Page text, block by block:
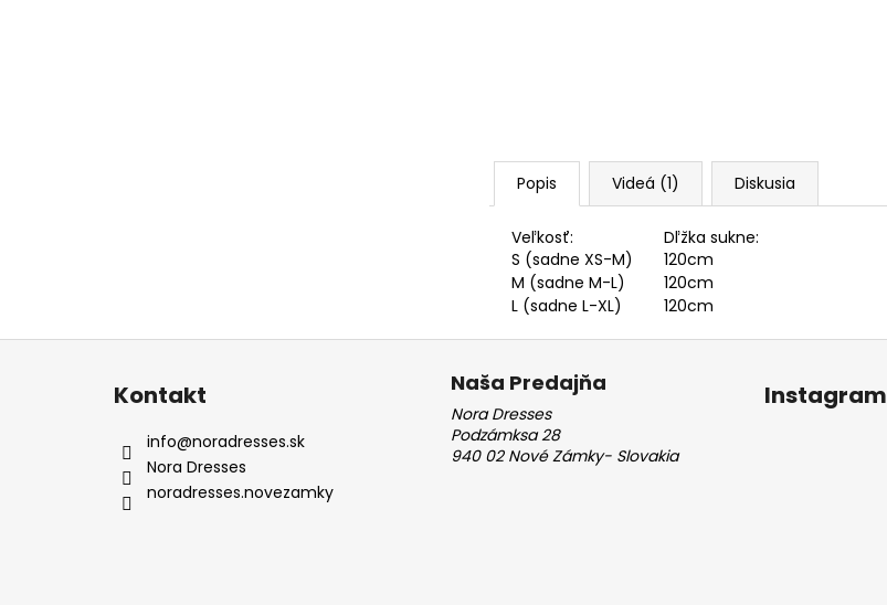
Popis Videá (1) Diskusia
Veľkosť: Dľžka sukne:
S (sadne XS-M)
120cm
M (sadne M-L)
120cm
L (sadne L-XL)
120cm
Z
Kontakt
info@noradresses.sk
Nora Dresses
noradresses.novezamky
Naša Predajňa
Nora Dresses
Podzámksa 28
940 02 Nové Zámky- Slovakia
Instagram